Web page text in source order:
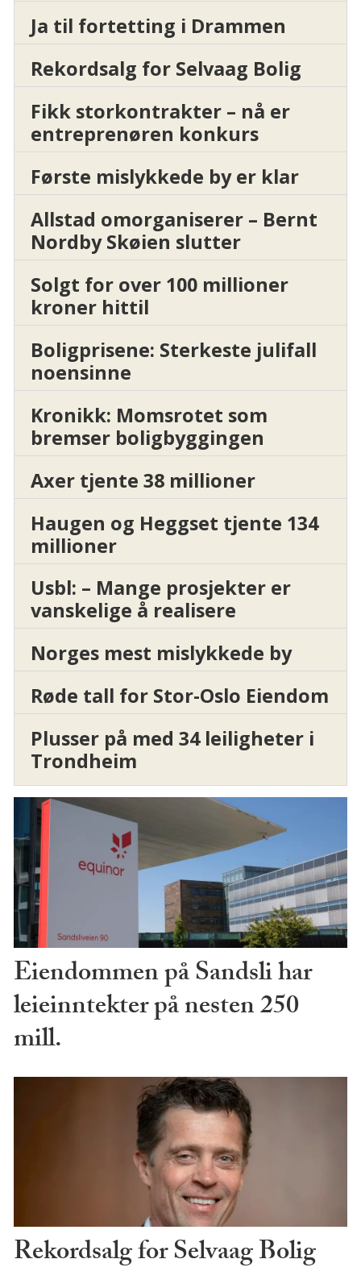
Ja til fortetting i Drammen
Rekordsalg for Selvaag Bolig
Fikk storkontrakter – nå er
entreprenøren konkurs
Første mislykkede by er klar
Allstad omorganiserer – Bernt
Nordby Skøien slutter
Solgt for over 100 millioner
kroner hittil
Boligprisene: Sterkeste julifall
noensinne
Kronikk: Momsrotet som
bremser boligbyggingen
Axer tjente 38 millioner
Haugen og Heggset tjente 134
millioner
Usbl: – Mange prosjekter er
vanskelige å realisere
Norges mest mislykkede by
Røde tall for Stor-Oslo Eiendom
Plusser på med 34 leiligheter i
Trondheim
Eiendommen på Sandsli har
leieinntekter på nesten 250
mill.
Rekordsalg for Selvaag Bolig